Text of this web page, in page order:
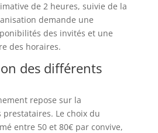
de 2 heures, suivie de la
demande une
des invités et une
des horaires.
des différents
repose sur la
Le choix du
entre 50 et 80€ par convive,